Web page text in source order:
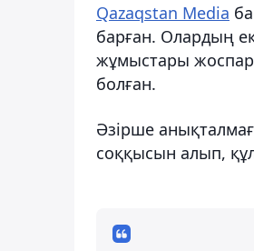
Qazaqstan Media
барған. Олардың
жұмыстары
болған.
Әзірше
соққысын алып,